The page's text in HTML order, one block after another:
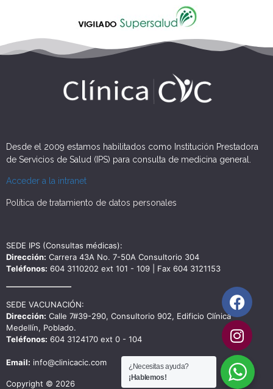
Desde el 2009 estamos habilitados como Institución Prestadora
de Servicios de Salud (IPS) para consulta de medicina general.
Acceder a la intranet
Política de tratamiento de datos personales
SEDE IPS (Consultas médicas):
Dirección: Carrera 43A No. 7-50A Consultorio 304
Teléfonos: 604 3110202 ext 101 - 109 | Fax 604 3121153
SEDE VACUNACIÓN:
Dirección: Calle 7#39-290, Consultorio 902, Edificio Clínica
Medellín, Poblado.
Teléfonos: 604 3124170 ext 0 - 104
Email: info@clinicacic.com
Copyright © 2026
¿Necesitas ayuda?
¡Hablemos!